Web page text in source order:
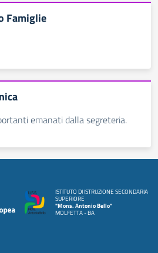
Famiglie
emanati dalla segreteria.
ISTITUTO DI ISTRUZIONE SECONDARIA
SUPERIORE
"Mons. Antonio Bello"
MOLFETTA - BA